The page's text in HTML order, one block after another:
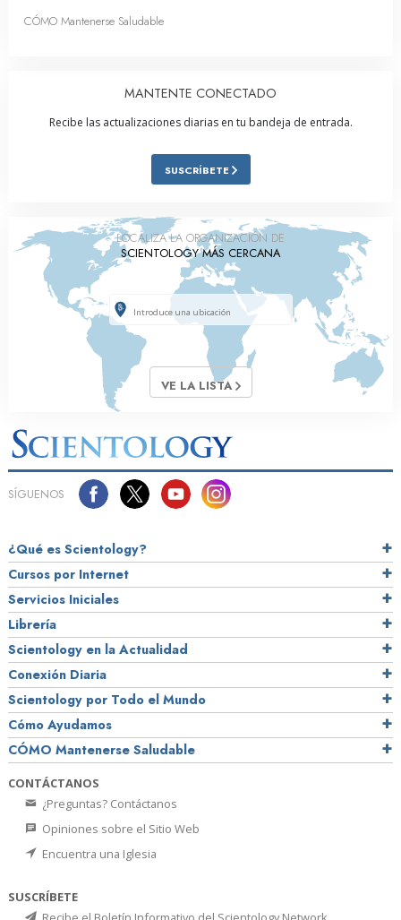
CÓMO Mantenerse Saludable
MANTENTE CONECTADO
Recibe las actualizaciones diarias en tu bandeja de entrada.
SUSCRÍBETE
LOCALIZA LA ORGANIZACIÓN DE
SCIENTOLOGY MÁS CERCANA
VE LA LISTA
SÍGUENOS
¿Qué es Scientology?
Cursos por Internet
Servicios Iniciales
Librería
Scientology en la Actualidad
Conexión Diaria
Scientology por Todo el Mundo
Cómo Ayudamos
CÓMO Mantenerse Saludable
CONTÁCTANOS
¿Preguntas? Contáctanos
Opiniones sobre el Sitio Web
Encuentra una Iglesia
SUSCRÍBETE